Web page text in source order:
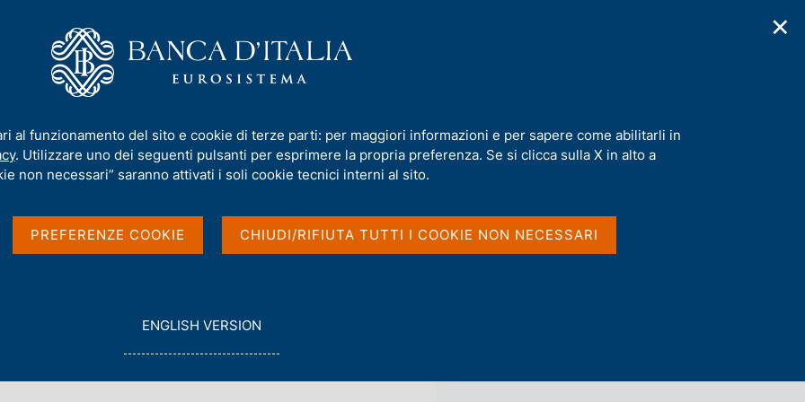
Compiti Servizi al cittadino
on Climate
✕
al funzionamento del sito e cookie di terze parti: per maggiori informazioni e per sapere come abilitarli in
. Utilizzare uno dei seguenti pulsanti per esprimere la propria preferenza. Se si clicca sulla X in alto a
non necessari” saranno attivati i soli cookie tecnici interni al sito.
PREFERENZE COOKIE CHIUDI/RIFIUTA TUTTI I COOKIE NON NECESSARI
G
O
ENGLISH VERSION